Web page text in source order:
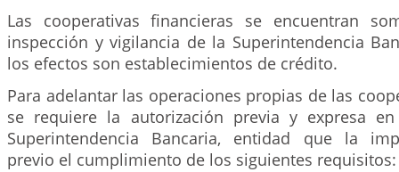
Las cooperativas financieras se encuentran
inspección y vigilancia de la Superintendencia
los efectos son establecimientos de crédito.
Para adelantar las operaciones propias de las
se requiere la autorización previa y expresa
Superintendencia Bancaria, entidad que la
previo el cumplimiento de los siguientes requisitos: